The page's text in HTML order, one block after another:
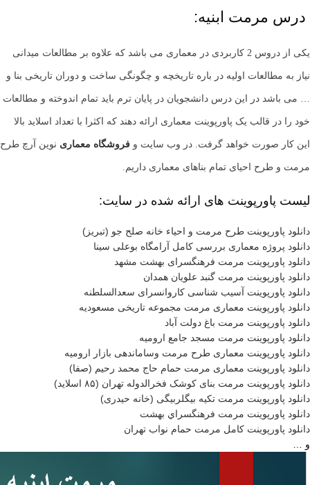
درس مرمت ابنیه:
یکی از دروس 2 کاربردی در معماری می باشد که علاوه بر مطالعات میدانی
نیاز به مطالعات اولیه در باره تاریخچه و چگونگی ساخت و دوران تاریخی بنا و
… می باشد در این درس دانشجویان در پایان ترم باید تمام اندوخته و مطالعات
خود را در قالب یک پاورپوینت معماری ارائه دهند که اکثرا با تعداد اسلاید بالا
این کار صورت خواهد گرفت. در وب سایت و فروشگاه معماری نوین آرچ طرح
مرمت و طرح احیای تمام بناهای معماری داریم.
لیست پاورپوینت های ارائه شده در سایت:
دانلود پاورپوینت طرح مرمت و احیاء خانه صلح جو (تبریز)
دانلود پروژه معماری بررسی کامل آرامگاه بوعلی سینا
دانلود پاورپوینت مرمت فرهنگسرای بهشت مشهد
دانلود پاورپوینت مرمت گنبد علویان همدان
دانلود پاورپوینت آسیب شناسی کاروانسرای سعدالسلطنه
دانلود پاورپوینت معماری مرمت مجموعه تاریخی مسعودیه
دانلود پاورپوینت مرمت باغ دولت آباد
دانلود پاورپوینت مرمت مسجد جامع ارومیه
دانلود پاورپوینت معماری طرح مرمت وساماندهی بازار اروميه
دانلود پاورپوینت معماری مرمت حمام حاج محمد رحیم (صفا)
دانلود پاورپوینت مرمت بنای کوشک فخرالدوله تهران (۸۵ اسلاید)
دانلود پاورپوینت مرمت تکیه بیگلربیگی (خانه حیدری)
دانلود پاورپوینت مرمت فرهنگسراي بهشت
دانلود پاورپوینت کامل مرمت حمام نواب تهران
و …